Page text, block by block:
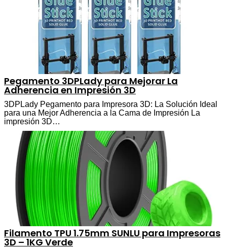
Pegamento 3DPLady para Mejorar La
Adherencia en Impresión 3D
3DPLady Pegamento para Impresora 3D: La Solución Ideal
para una Mejor Adherencia a la Cama de Impresión La
impresión 3D…
Filamento TPU 1.75mm SUNLU para Impresoras
3D – 1KG Verde